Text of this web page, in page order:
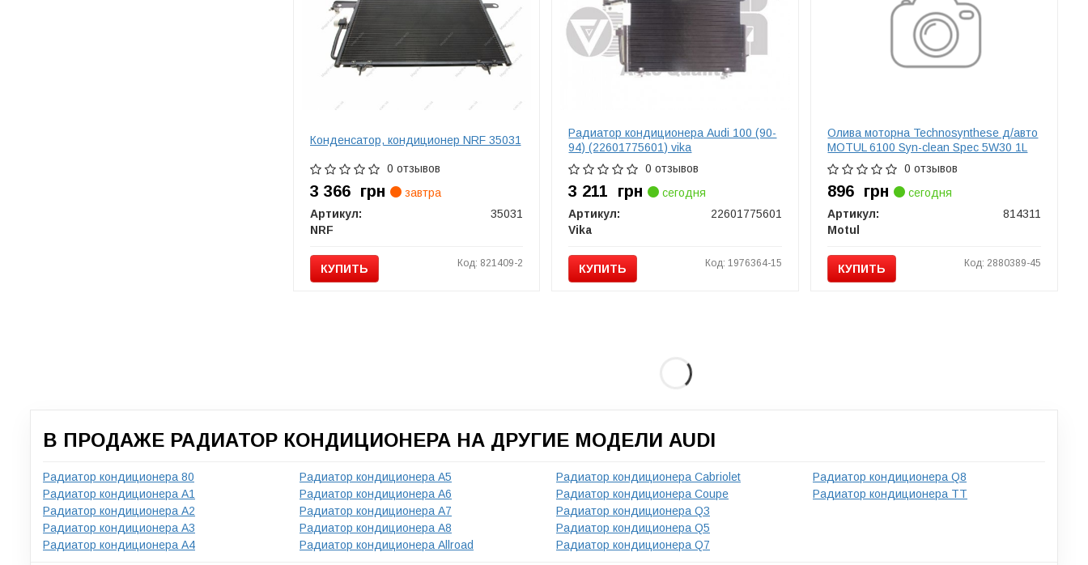
Конденсатор, кондиционер NRF 35031
0 отзывов
3 366 грн
завтра
Артикул:
35031
NRF
КУПИТЬ Код: 821409-2
Радиатор кондиционера Audi 100 (90-
94) (22601775601) vika
0 отзывов
3 211 грн
сегодня
Артикул:
22601775601
Vika
КУПИТЬ Код: 1976364-15
Олива моторна Technosynthese д/авто
MOTUL 6100 Syn-clean Spec 5W30 1L
0 отзывов
896 грн
сегодня
Артикул:
814311
Motul
КУПИТЬ Код: 2880389-45
В ПРОДАЖЕ РАДИАТОР КОНДИЦИОНЕРА НА ДРУГИЕ МОДЕЛИ AUDI
Радиатор кондиционера 80
Радиатор кондиционера A1
Радиатор кондиционера A2
Радиатор кондиционера A3
Радиатор кондиционера A4
Радиатор кондиционера A5
Радиатор кондиционера A6
Радиатор кондиционера A7
Радиатор кондиционера A8
Радиатор кондиционера Allroad
Радиатор кондиционера Cabriolet
Радиатор кондиционера Coupe
Радиатор кондиционера Q3
Радиатор кондиционера Q5
Радиатор кондиционера Q7
Радиатор кондиционера Q8
Радиатор кондиционера TT